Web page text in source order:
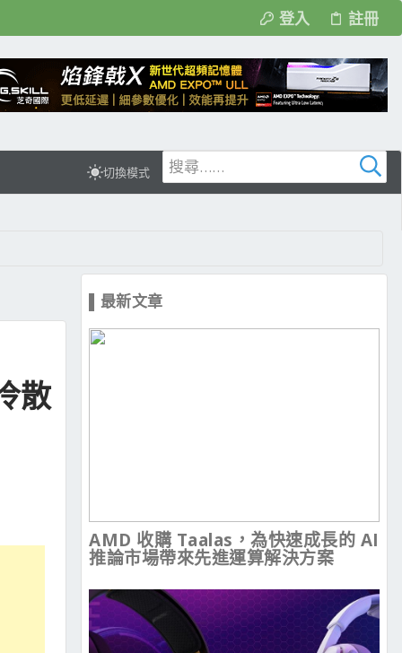
登入 註冊
切換模式
散
▌最新文章
AMD 收購 Taalas，為快速成長的 AI
推論市場帶來先進運算解決方案